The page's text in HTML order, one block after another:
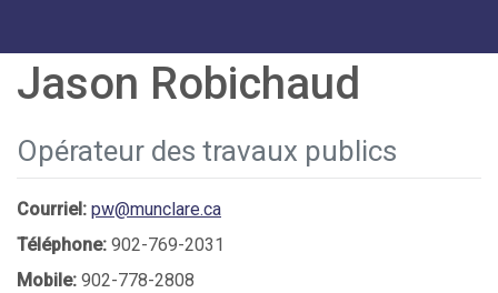
Jason Robichaud
Opérateur des travaux publics
Courriel: pw@munclare.ca
Téléphone: 902-769-2031
Mobile: 902-778-2808